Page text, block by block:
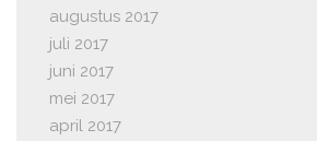
augustus 2017
juli 2017
juni 2017
mei 2017
april 2017